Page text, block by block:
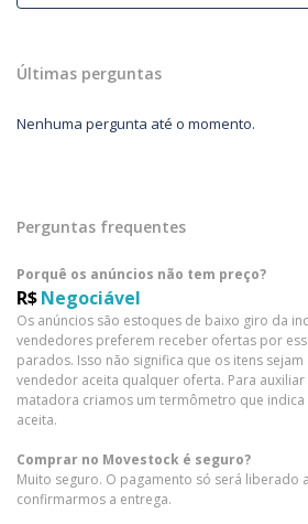
Últimas perguntas
Nenhuma pergunta até o momento.
Perguntas frequentes
Porquê os anúncios não tem preço?
R$Negociável
Os anúncios são estoques de baixo giro da
vendedores preferem receber ofertas por
parados. Isso não significa que os itens
vendedor aceita qualquer oferta. Para
matadora criamos um termômetro que
aceita.
Comprar no Movestock é seguro?
Muito seguro. O pagamento só será liberado
confirmarmos a entrega.